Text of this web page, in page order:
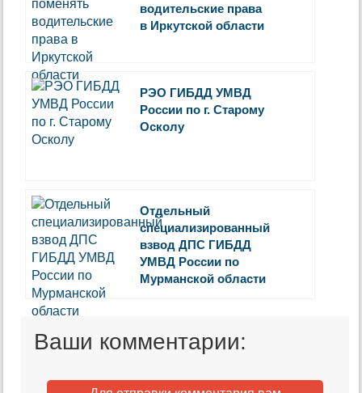
водительские права
в Иркутской области
РЭО ГИБДД УМВД
России по г. Старому
Осколу
Отдельный
специализированный
взвод ДПС ГИБДД
УМВД России по
Мурманской области
Ваши комментарии: